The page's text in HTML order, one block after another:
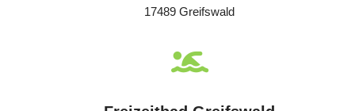
17489 Greifswald